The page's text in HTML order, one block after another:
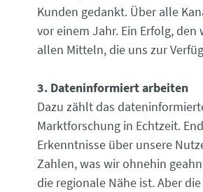
Kunden gedankt. Über alle
vor einem Jahr. Ein Erfolg,
allen Mitteln, die uns zur
3. Dateninformiert arbeiten
Dazu zählt das
Marktforschung in Echtzeit.
Erkenntnisse über unsere
Zahlen, was wir ohnehin
die regionale Nähe ist. Aber